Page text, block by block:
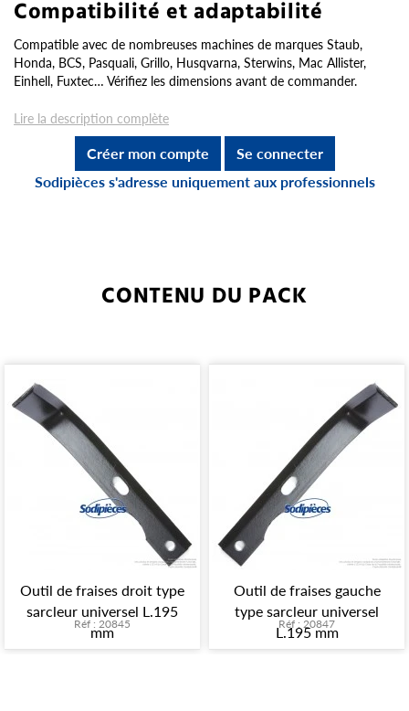
Compatibilité et adaptabilité
Compatible avec de nombreuses machines de marques Staub,
Honda, BCS, Pasquali, Grillo, Husqvarna, Sterwins, Mac Allister,
Einhell, Fuxtec… Vérifiez les dimensions avant de commander.
Lire la description complète
Créer mon compte
Se connecter
Sodipièces s'adresse uniquement aux professionnels
CONTENU DU PACK
Outil de fraises droit type
sarcleur universel L.195
mm
Réf : 20845
Outil de fraises gauche
type sarcleur universel
L.195 mm
Réf : 20847